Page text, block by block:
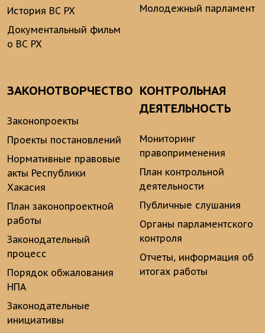
История ВС РХ
Документальный фильм
о ВС РХ
Молодежный парламент
ЗАКОНОТВОРЧЕСТВО
Законопроекты
Проекты постановлений
Нормативные правовые
акты Республики
Хакасия
План законопроектной
работы
Законодательный
процесс
Порядок обжалования
НПА
Законодательные
инициативы
КОНТРОЛЬНАЯ
ДЕЯТЕЛЬНОСТЬ
Мониторинг
правоприменения
План контрольной
деятельности
Публичные слушания
Органы парламентского
контроля
Отчеты, информация об
итогах работы